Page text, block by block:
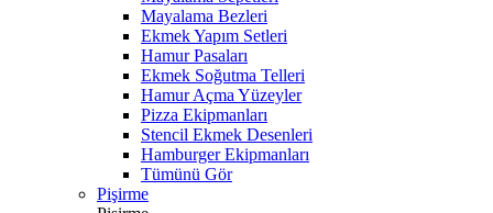
Mayalama Bezleri
Ekmek Yapım Setleri
Hamur Pasaları
Ekmek Soğutma Telleri
Hamur Açma Yüzeyler
Pizza Ekipmanları
Stencil Ekmek Desenleri
Hamburger Ekipmanları
Tümünü Gör
Pişirme